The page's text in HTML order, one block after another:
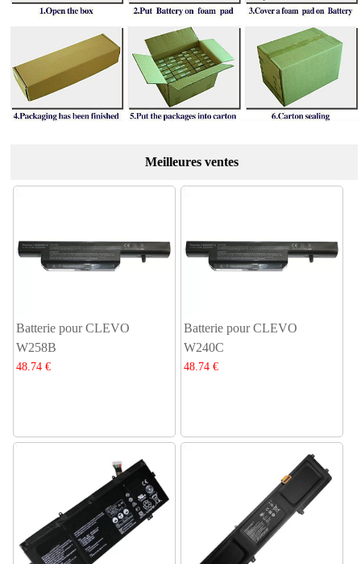
Meilleures ventes
Batterie pour CLEVO
W258B
48.74 €
Batterie pour CLEVO
W240C
48.74 €